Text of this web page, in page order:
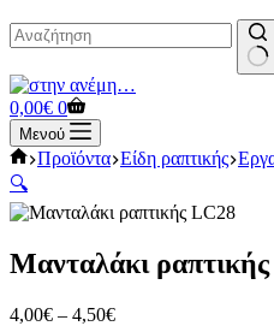
No
results
Καλάθι
Αγορών
0,00€ 0
Μενού
Αρχική
Προϊόντα Είδη ραπτικής
🔍
Μανταλάκι
4,00€ – 4,50€Price